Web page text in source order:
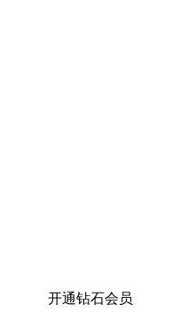
开通钻石会员